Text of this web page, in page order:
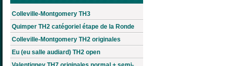
Colleville-Montgomery TH3
Quimper TH2 catégoriel étape de la Ronde
Colleville-Montgomery TH2 originales
Eu (eu salle audiard) TH2 open